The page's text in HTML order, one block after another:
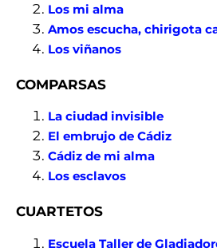
Los mi alma
Amos escucha, chirigota
Los viñanos
COMPARSAS
La ciudad invisible
El embrujo de Cádiz
Cádiz de mi alma
Los esclavos
CUARTETOS
Escuela Taller de